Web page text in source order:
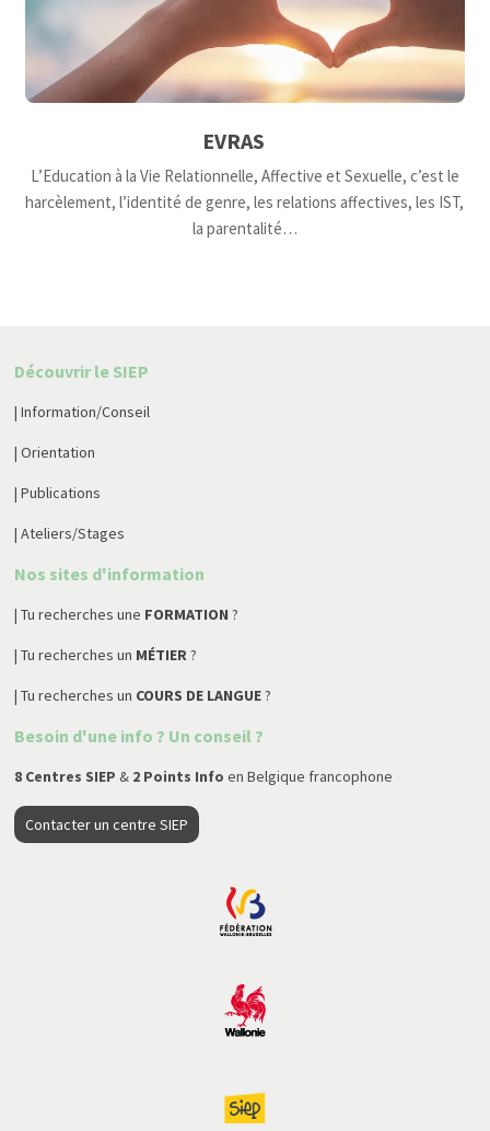
EVRAS
L’Education à la Vie Relationnelle, Affective et Sexuelle, c’est le
harcèlement, l’identité de genre, les relations affectives, les IST,
la parentalité…
Découvrir le SIEP
| Information/Conseil
| Orientation
| Publications
| Ateliers/Stages
Nos sites d'information
| Tu recherches une FORMATION ?
| Tu recherches un MÉTIER?
| Tu recherches un COURS DE LANGUE?
Besoin d'une info ? Un conseil ?
8 Centres SIEP & 2 Points Info en Belgique francophone
Contacter un centre SIEP